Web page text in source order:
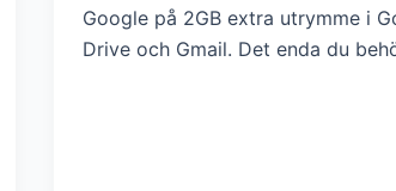
Google på 2GB extra utrymme i
Drive och Gmail. Det enda du